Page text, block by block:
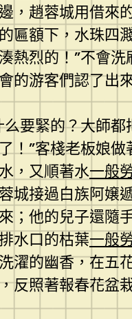
，趙蓉城用借來
匾額下，水珠四
熱烈的！”不會洗
的游客們認了出
么要緊的？大師都
！”客棧老板娘做
，又順著水一般
城接過白族阿嬢
；他的兒子還隨
水口的枯葉一般
濯的幽香，在五
反照著報春花盆